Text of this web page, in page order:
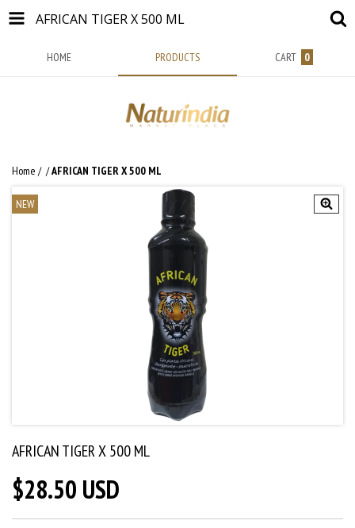
AFRICAN TIGER X 500 ML
HOME PRODUCTS CART 0
Home / /AFRICAN TIGER X 500 ML
NEW
AFRICAN TIGER X 500 ML
$28.50 USD